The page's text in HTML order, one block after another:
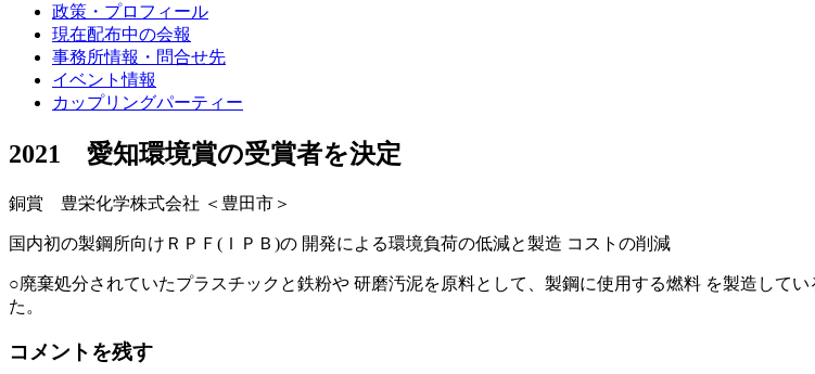
政策・プロフィール
現在配布中の会報
事務所情報・問合せ先
イベント情報
カップリングパーティー
2021 愛知環境賞の受賞者を決定
銅賞 豊栄化学株式会社 ＜豊田市＞
国内初の製鋼所向けＲＰＦ(ＩＰＢ)の 開発による環境負荷の低減と製造 コストの削減
○廃棄処分されていたプラスチックと鉄粉や 研磨汚泥を原料として、製鋼に使用する燃料 を製造して
た。
コメントを残す